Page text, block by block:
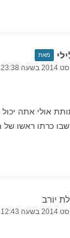
מאת
אולי אתה יכול
כרתו ראשו של
יורב